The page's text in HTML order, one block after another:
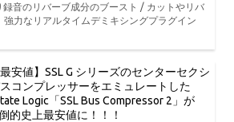
録音のリバーブ成分のブースト / カットやリバ
強力なリアルタイムデミキシングプラグイン
最安値】SSL G シリーズのセンターセクシ
コンプレッサーをエミュレートした
Logic「SSL Bus Compressor 2」が
的史上最安値に！！！